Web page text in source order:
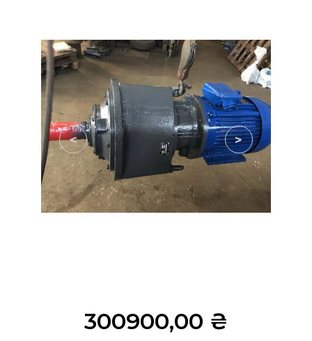
< >
300900,00 ₴